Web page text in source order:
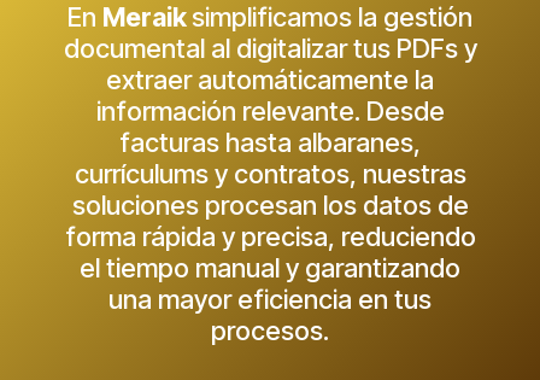
En Meraiksimplificamos la gestión
documental al digitalizar tus PDFs y
extraer automáticamente la
información relevante. Desde
facturas hasta albaranes,
currículums y contratos, nuestras
soluciones procesan los datos de
forma rápida y precisa, reduciendo
el tiempo manual y garantizando
una mayor eficiencia en tus
procesos.